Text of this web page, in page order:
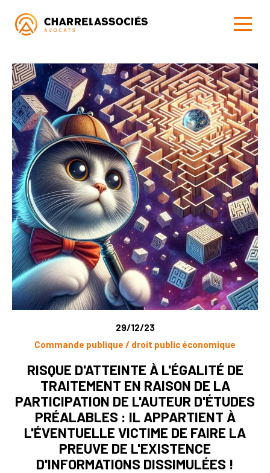
29/12/23
Commande publique / droit public économique
RISQUE D'ATTEINTE À L'ÉGALITÉ DE
TRAITEMENT EN RAISON DE LA
PARTICIPATION DE L'AUTEUR D'ÉTUDES
PRÉALABLES : IL APPARTIENT À
L'ÉVENTUELLE VICTIME DE FAIRE LA
PREUVE DE L'EXISTENCE
D'INFORMATIONS DISSIMULÉES !